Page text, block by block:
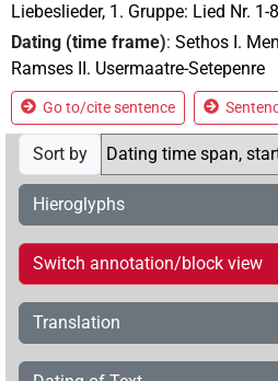
Liebeslieder, 1. Gruppe: Lied Nr. 1-8
Dating (time frame): Sethos I.
Ramses II. Usermaatre-Setepenre
Go to/cite sentence
Sort by
Hieroglyphs
Switch annotation/block view
Translation